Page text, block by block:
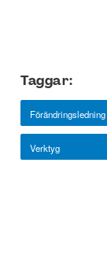
Taggar:
Förändringsledning
Verktyg